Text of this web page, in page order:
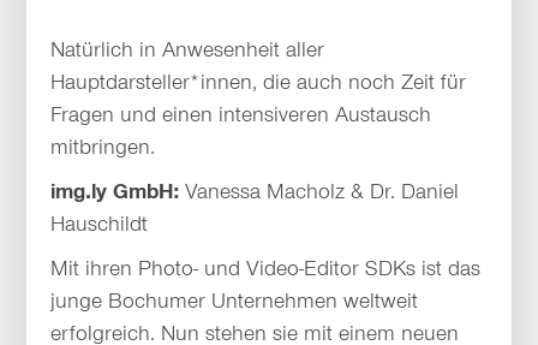
Natürlich in Anwesenheit aller
Hauptdarsteller*innen, die auch noch Zeit für
Fragen und einen intensiveren Austausch
mitbringen.
img.ly GmbH: Vanessa Macholz & Dr. Daniel
Hauschildt
Mit ihren Photo- und Video-Editor SDKs ist das
junge Bochumer Unternehmen weltweit
erfolgreich. Nun stehen sie mit einem neuen